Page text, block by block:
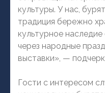
культуры. У нас,
традиция бережно
культурное
через народные
выставки», —
Гости с интересом